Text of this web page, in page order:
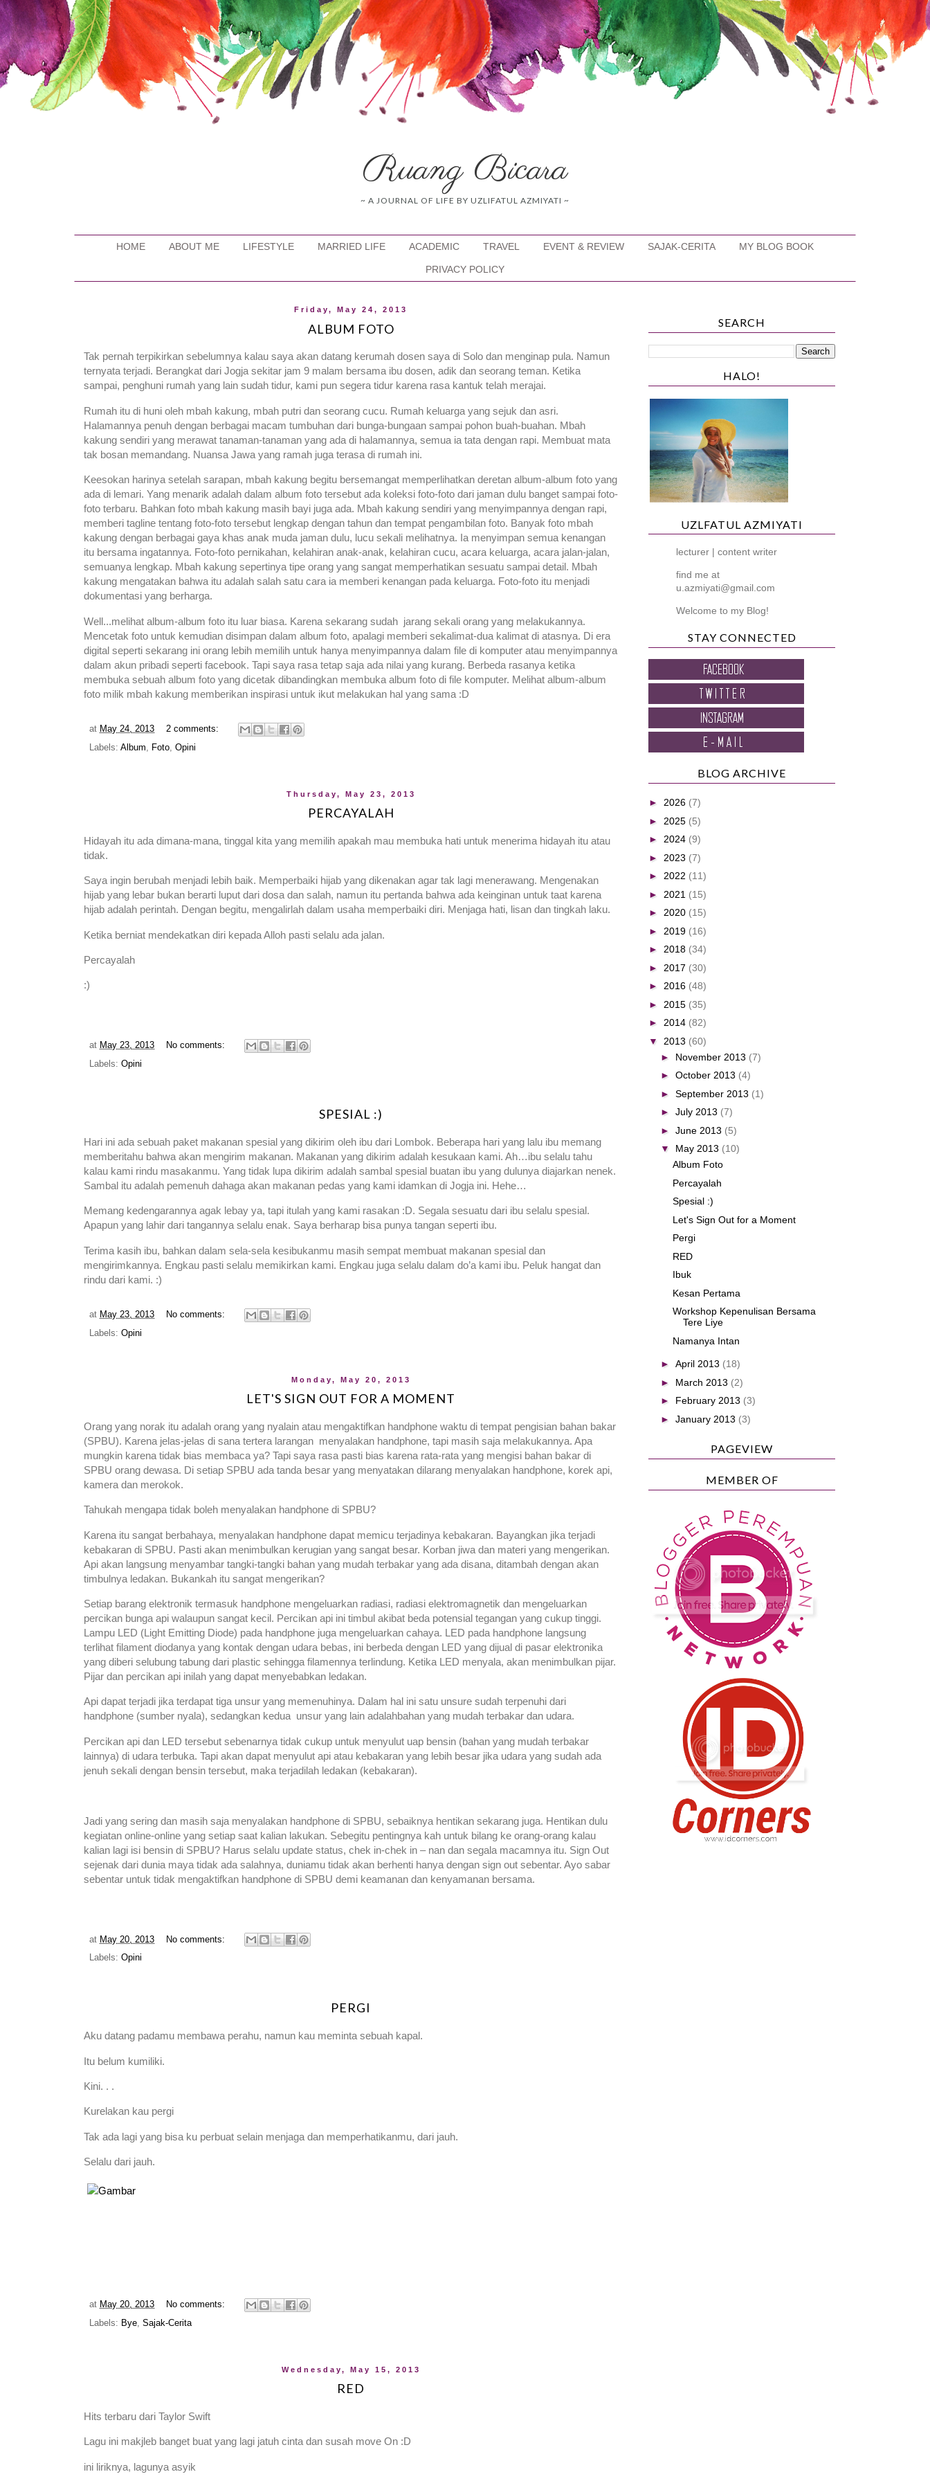
Ruang Bicara
~ A JOURNAL OF LIFE BY UZLIFATUL AZMIYATI ~
HOME ABOUT ME LIFESTYLE MARRIED LIFE ACADEMIC TRAVEL EVENT & REVIEW SAJAK-CERITA MY BLOG BOOK
PRIVACY POLICY
Friday, May 24, 2013
ALBUM FOTO
Tak pernah terpikirkan sebelumnya kalau saya akan datang kerumah dosen saya di Solo dan menginap pula. Namun
ternyata terjadi. Berangkat dari Jogja sekitar jam 9 malam bersama ibu dosen, adik dan seorang teman. Ketika
sampai, penghuni rumah yang lain sudah tidur, kami pun segera tidur karena rasa kantuk telah merajai.
Rumah itu di huni oleh mbah kakung, mbah putri dan seorang cucu. Rumah keluarga yang sejuk dan asri.
Halamannya penuh dengan berbagai macam tumbuhan dari bunga-bungaan sampai pohon buah-buahan. Mbah
kakung sendiri yang merawat tanaman-tanaman yang ada di halamannya, semua ia tata dengan rapi. Membuat mata
tak bosan memandang. Nuansa Jawa yang ramah juga terasa di rumah ini.
Keesokan harinya setelah sarapan, mbah kakung begitu bersemangat memperlihatkan deretan album-album foto yang
ada di lemari. Yang menarik adalah dalam album foto tersebut ada koleksi foto-foto dari jaman dulu banget sampai foto-
foto terbaru. Bahkan foto mbah kakung masih bayi juga ada. Mbah kakung sendiri yang menyimpannya dengan rapi,
memberi tagline tentang foto-foto tersebut lengkap dengan tahun dan tempat pengambilan foto. Banyak foto mbah
kakung dengan berbagai gaya khas anak muda jaman dulu, lucu sekali melihatnya. Ia menyimpan semua kenangan
itu bersama ingatannya. Foto-foto pernikahan, kelahiran anak-anak, kelahiran cucu, acara keluarga, acara jalan-jalan,
semuanya lengkap. Mbah kakung sepertinya tipe orang yang sangat memperhatikan sesuatu sampai detail. Mbah
kakung mengatakan bahwa itu adalah salah satu cara ia memberi kenangan pada keluarga. Foto-foto itu menjadi
dokumentasi yang berharga.
Well...melihat album-album foto itu luar biasa. Karena sekarang sudah jarang sekali orang yang melakukannya.
Mencetak foto untuk kemudian disimpan dalam album foto, apalagi memberi sekalimat-dua kalimat di atasnya. Di era
digital seperti sekarang ini orang lebih memilih untuk hanya menyimpannya dalam file di komputer atau menyimpannya
dalam akun pribadi seperti facebook. Tapi saya rasa tetap saja ada nilai yang kurang. Berbeda rasanya ketika
membuka sebuah album foto yang dicetak dibandingkan membuka album foto di file komputer. Melihat album-album
foto milik mbah kakung memberikan inspirasi untuk ikut melakukan hal yang sama :D
at May 24, 2013
2 comments:
Labels: Album, Foto, Opini
Thursday, May 23, 2013
PERCAYALAH
Hidayah itu ada dimana-mana, tinggal kita yang memilih apakah mau membuka hati untuk menerima hidayah itu atau
tidak.
Saya ingin berubah menjadi lebih baik. Memperbaiki hijab yang dikenakan agar tak lagi menerawang. Mengenakan
hijab yang lebar bukan berarti luput dari dosa dan salah, namun itu pertanda bahwa ada keinginan untuk taat karena
hijab adalah perintah. Dengan begitu, mengalirlah dalam usaha memperbaiki diri. Menjaga hati, lisan dan tingkah laku.
Ketika berniat mendekatkan diri kepada Alloh pasti selalu ada jalan.
Percayalah
:)
at May 23, 2013
No comments:
Labels: Opini
SPESIAL :)
Hari ini ada sebuah paket makanan spesial yang dikirim oleh ibu dari Lombok. Beberapa hari yang lalu ibu memang
memberitahu bahwa akan mengirim makanan. Makanan yang dikirim adalah kesukaan kami. Ah…ibu selalu tahu
kalau kami rindu masakanmu. Yang tidak lupa dikirim adalah sambal spesial buatan ibu yang dulunya diajarkan nenek.
Sambal itu adalah pemenuh dahaga akan makanan pedas yang kami idamkan di Jogja ini. Hehe…
Memang kedengarannya agak lebay ya, tapi itulah yang kami rasakan :D. Segala sesuatu dari ibu selalu spesial.
Apapun yang lahir dari tangannya selalu enak. Saya berharap bisa punya tangan seperti ibu.
Terima kasih ibu, bahkan dalam sela-sela kesibukanmu masih sempat membuat makanan spesial dan
mengirimkannya. Engkau pasti selalu memikirkan kami. Engkau juga selalu dalam do’a kami ibu. Peluk hangat dan
rindu dari kami. :)
at May 23, 2013
No comments:
Labels: Opini
Monday, May 20, 2013
LET'S SIGN OUT FOR A MOMENT
Orang yang norak itu adalah orang yang nyalain atau mengaktifkan handphone waktu di tempat pengisian bahan bakar
(SPBU). Karena jelas-jelas di sana tertera larangan menyalakan handphone, tapi masih saja melakukannya. Apa
mungkin karena tidak bias membaca ya? Tapi saya rasa pasti bias karena rata-rata yang mengisi bahan bakar di
SPBU orang dewasa. Di setiap SPBU ada tanda besar yang menyatakan dilarang menyalakan handphone, korek api,
kamera dan merokok.
Tahukah mengapa tidak boleh menyalakan handphone di SPBU?
Karena itu sangat berbahaya, menyalakan handphone dapat memicu terjadinya kebakaran. Bayangkan jika terjadi
kebakaran di SPBU. Pasti akan menimbulkan kerugian yang sangat besar. Korban jiwa dan materi yang mengerikan.
Api akan langsung menyambar tangki-tangki bahan yang mudah terbakar yang ada disana, ditambah dengan akan
timbulnya ledakan. Bukankah itu sangat mengerikan?
Setiap barang elektronik termasuk handphone mengeluarkan radiasi, radiasi elektromagnetik dan mengeluarkan
percikan bunga api walaupun sangat kecil. Percikan api ini timbul akibat beda potensial tegangan yang cukup tinggi.
Lampu LED (Light Emitting Diode) pada handphone juga mengeluarkan cahaya. LED pada handphone langsung
terlihat filament diodanya yang kontak dengan udara bebas, ini berbeda dengan LED yang dijual di pasar elektronika
yang diberi selubung tabung dari plastic sehingga filamennya terlindung. Ketika LED menyala, akan menimbulkan pijar.
Pijar dan percikan api inilah yang dapat menyebabkan ledakan.
Api dapat terjadi jika terdapat tiga unsur yang memenuhinya. Dalam hal ini satu unsure sudah terpenuhi dari
handphone (sumber nyala), sedangkan kedua unsur yang lain adalahbahan yang mudah terbakar dan udara.
Percikan api dan LED tersebut sebenarnya tidak cukup untuk menyulut uap bensin (bahan yang mudah terbakar
lainnya) di udara terbuka. Tapi akan dapat menyulut api atau kebakaran yang lebih besar jika udara yang sudah ada
jenuh sekali dengan bensin tersebut, maka terjadilah ledakan (kebakaran).
Jadi yang sering dan masih saja menyalakan handphone di SPBU, sebaiknya hentikan sekarang juga. Hentikan dulu
kegiatan online-online yang setiap saat kalian lakukan. Sebegitu pentingnya kah untuk bilang ke orang-orang kalau
kalian lagi isi bensin di SPBU? Harus selalu update status, chek in-chek in – nan dan segala macamnya itu. Sign Out
sejenak dari dunia maya tidak ada salahnya, duniamu tidak akan berhenti hanya dengan sign out sebentar. Ayo sabar
sebentar untuk tidak mengaktifkan handphone di SPBU demi keamanan dan kenyamanan bersama.
at May 20, 2013
No comments:
Labels: Opini
PERGI
Aku datang padamu membawa perahu, namun kau meminta sebuah kapal.
Itu belum kumiliki.
Kini. . .
Kurelakan kau pergi
Tak ada lagi yang bisa ku perbuat selain menjaga dan memperhatikanmu, dari jauh.
Selalu dari jauh.
at May 20, 2013
No comments:
Labels: Bye, Sajak-Cerita
Wednesday, May 15, 2013
RED
Hits terbaru dari Taylor Swift
Lagu ini makjleb banget buat yang lagi jatuh cinta dan susah move On :D
ini liriknya, lagunya asyik
SEARCH
HALO!
UZLFATUL AZMIYATI
lecturer | content writer
find me at
u.azmiyati@gmail.com
Welcome to my Blog!
STAY CONNECTED
BLOG ARCHIVE
► 2026 (7)
► 2025 (5)
► 2024 (9)
► 2023 (7)
► 2022 (11)
► 2021 (15)
► 2020 (15)
► 2019 (16)
► 2018 (34)
► 2017 (30)
► 2016 (48)
► 2015 (35)
► 2014 (82)
▼ 2013 (60)
► November 2013 (7)
► October 2013 (4)
► September 2013 (1)
► July 2013 (7)
► June 2013 (5)
▼ May 2013 (10)
Album Foto
Percayalah
Spesial :)
Let's Sign Out for a Moment
Pergi
RED
Ibuk
Kesan Pertama
Workshop Kepenulisan Bersama
Tere Liye
Namanya Intan
► April 2013 (18)
► March 2013 (2)
► February 2013 (3)
► January 2013 (3)
PAGEVIEW
MEMBER OF